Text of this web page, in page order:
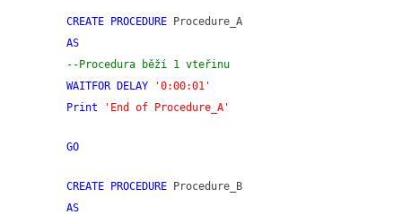
CREATE PROCEDURE Procedure_A
AS
--Procedura běží 1 vteřinu
WAITFOR DELAY
'0:00:01'
Print
'End of Procedure_A'
GO
CREATE PROCEDURE Procedure_B
AS